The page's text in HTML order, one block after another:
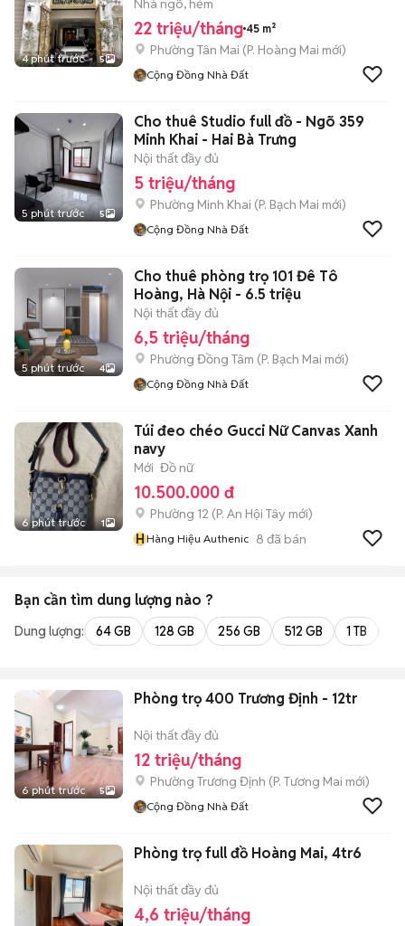
4 phút trước 5
Nhà ngõ, hẻm
22 triệu/tháng 45 m²
Phường Tân Mai (P. Hoàng Mai mới)
Cộng Đồng Nhà Đất
5 phút trước 5
Cho thuê Studio full đồ - Ngõ 359
Minh Khai - Hai Bà Trưng
Nội thất đầy đủ
5 triệu/tháng
Phường Minh Khai (P. Bạch Mai mới)
Cộng Đồng Nhà Đất
5 phút trước 4
Cho thuê phòng trọ 101 Đê Tô
Hoàng, Hà Nội - 6.5 triệu
Nội thất đầy đủ
6,5 triệu/tháng
Phường Đồng Tâm (P. Bạch Mai mới)
Cộng Đồng Nhà Đất
6 phút trước 1
Túi đeo chéo Gucci Nữ Canvas Xanh
navy
Mới Đồ nữ
10.500.000 đ
Phường 12 (P. An Hội Tây mới)
HHàng Hiệu Authenic 8 đã bán
Bạn cần tìm dung lượng nào ?
Dung lượng: 64 GB 128 GB 256 GB 512 GB 1 TB
6 phút trước 5
Phòng trọ 400 Trương Định - 12tr
Nội thất đầy đủ
12 triệu/tháng
Phường Trương Định (P. Tương Mai mới)
Cộng Đồng Nhà Đất
Phòng trọ full đồ Hoàng Mai, 4tr6
Nội thất đầy đủ
4,6 triệu/tháng